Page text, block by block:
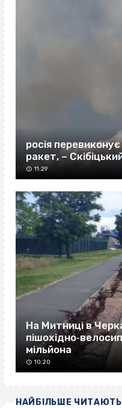
росія
ракет, –
11:29
На Митниці в
мільйона
10:20
НАЙБІЛЬШЕ ЧИТАЮТЬ